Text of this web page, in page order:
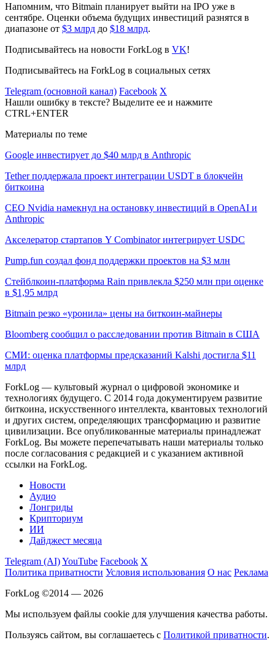
Напомним, что Bitmain планирует выйти на IPO уже в
сентябре. Оценки объема будущих инвестиций разнятся в
диапазоне от $3 млрд до $18 млрд.
Подписывайтесь на новости ForkLog в VK!
Подписывайтесь на ForkLog в социальных сетях
Telegram (основной канал) Facebook X
Нашли ошибку в тексте? Выделите ее и нажмите
CTRL+ENTER
Материалы по теме
Google инвестирует до $40 млрд в Anthropic
Tether поддержала проект интеграции USDT в блокчейн
биткоина
CEO Nvidia намекнул на остановку инвестиций в OpenAI и
Anthropic
Акселератор стартапов Y Combinator интегрирует USDC
Pump.fun создал фонд поддержки проектов на $3 млн
Стейблкоин-платформа Rain привлекла $250 млн при оценке
в $1,95 млрд
Bitmain резко «уронила» цены на биткоин-майнеры
Bloomberg сообщил о расследовании против Bitmain в США
СМИ: оценка платформы предсказаний Kalshi достигла $11
млрд
ForkLog — культовый журнал о цифровой экономике и
технологиях будущего. С 2014 года документируем развитие
биткоина, искусственного интеллекта, квантовых технологий
и других систем, определяющих трансформацию и развитие
цивилизации. Все опубликованные материалы принадлежат
ForkLog. Вы можете перепечатывать наши материалы только
после согласования с редакцией и с указанием активной
ссылки на ForkLog.
Новости
Аудио
Лонгриды
Крипториум
ИИ
Дайджест месяца
Telegram (AI)YouTube Facebook X
Политика приватности Условия использования О нас Реклама
ForkLog ©2014 — 2026
Мы используем файлы cookie для улучшения качества работы.
Пользуясь сайтом, вы соглашаетесь с Политикой приватности.